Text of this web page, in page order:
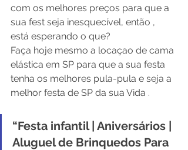
com os melhores preços para que a
sua fest seja inesquecível, então ,
está esperando o que?
Faça hoje mesmo a locaçao de cama
elástica em SP para que a sua festa
tenha os melhores pula-pula e seja a
melhor festa de SP da sua Vida .
“Festa infantil | Aniversários |
Aluguel de Brinquedos Para